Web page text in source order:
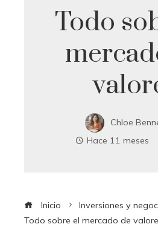
Todo
Chloe
Hace 11 meses
Inicio
Inversiones y
Todo sobre el mercado de